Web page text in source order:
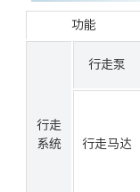
功能
行走
系统
行走泵
行走马达